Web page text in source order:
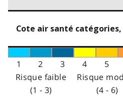
Cote air santé
1 2 3 4 5
Risque faible
(1 - 3)
Risque
(4 - 6)